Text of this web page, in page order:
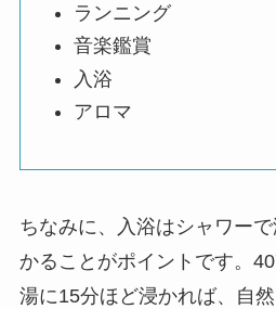
ランニング
音楽鑑賞
入浴
アロマ
ちなみに、入浴はシャワー
かることがポイントです。
湯に15分ほど浸かれば、自